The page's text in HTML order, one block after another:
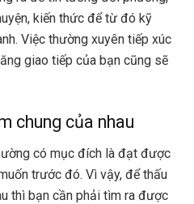
kiến thức để từ đó kỹ
Việc thường xuyên tiếp xúc
giao tiếp của bạn cũng sẽ
chung của nhau
có mục đích là đạt được
trước đó. Vì vậy, để thấu
thì bạn cần phải tìm ra được